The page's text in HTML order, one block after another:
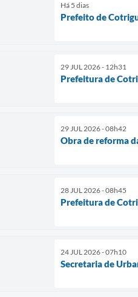
Há 5 dias
Prefeito de
29 JUL 2026 - 12h31
Prefeitura de
29 JUL 2026 - 08h42
Obra de reforma
28 JUL 2026 - 08h45
Prefeitura de
24 JUL 2026 - 07h10
Secretaria de